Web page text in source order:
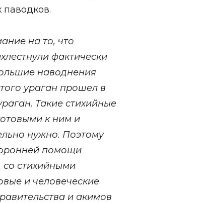
на то, что
фактически
наводнения
ураган прошел в
Такие стихийные
к ним и
нужно. Поэтому
помощи
со стихийными
и человеческие
и акимов